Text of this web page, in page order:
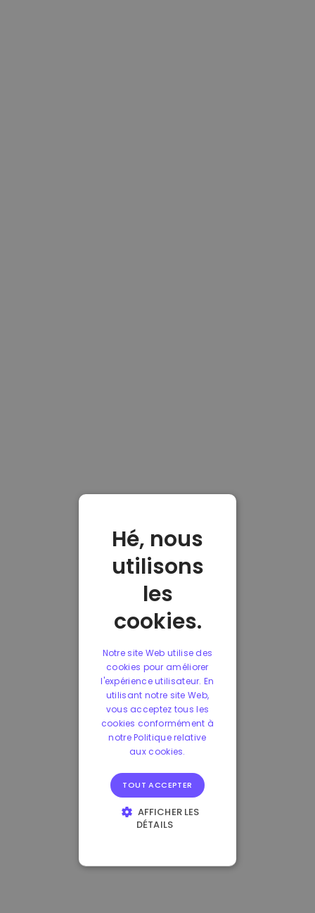
Hé, nous
utilisons
les
cookies.
Notre site Web utilise des
cookies pour améliorer
l'expérience utilisateur. En
utilisant notre site Web,
vous acceptez tous les
cookies conformément à
notre Politique relative
aux cookies.
TOUT ACCEPTER
AFFICHER LES
DÉTAILS